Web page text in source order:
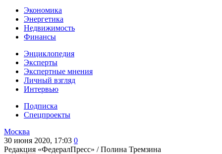
Экономика
Энергетика
Недвижимость
Финансы
Энциклопедия
Эксперты
Экспертные мнения
Личный взгляд
Интервью
Подписка
Спецпроекты
Москва
30 июня 2020, 17:03 0
Редакция «ФедералПресс» /Полина Тремзина